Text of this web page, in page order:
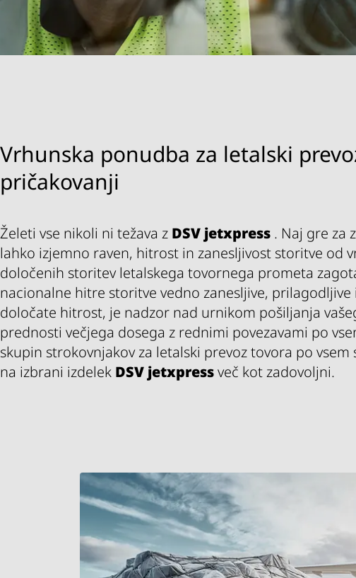
Vrhunska ponudba za letalski
pričakovanji
Želeti vse nikoli ni težava z DSV jetxpress . Naj gre za
lahko izjemno raven, hitrost in zanesljivost storitve od
določenih storitev letalskega tovornega prometa
nacionalne hitre storitve vedno zanesljive,
določate hitrost, je nadzor nad urnikom pošiljanja
prednosti večjega dosega z rednimi povezavami po
skupin strokovnjakov za letalski prevoz tovora po
na izbrani izdelek DSV jetxpressveč kot zadovoljni.